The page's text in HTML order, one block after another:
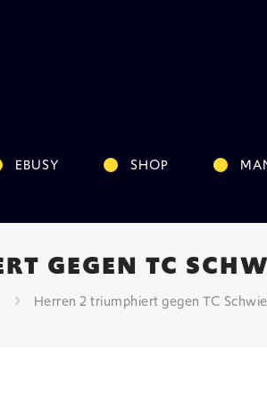
EBUSY SHOP
GEGEN TC
Herren 2 triumphiert gegen TC